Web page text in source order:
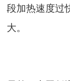
段加热速度过
大。